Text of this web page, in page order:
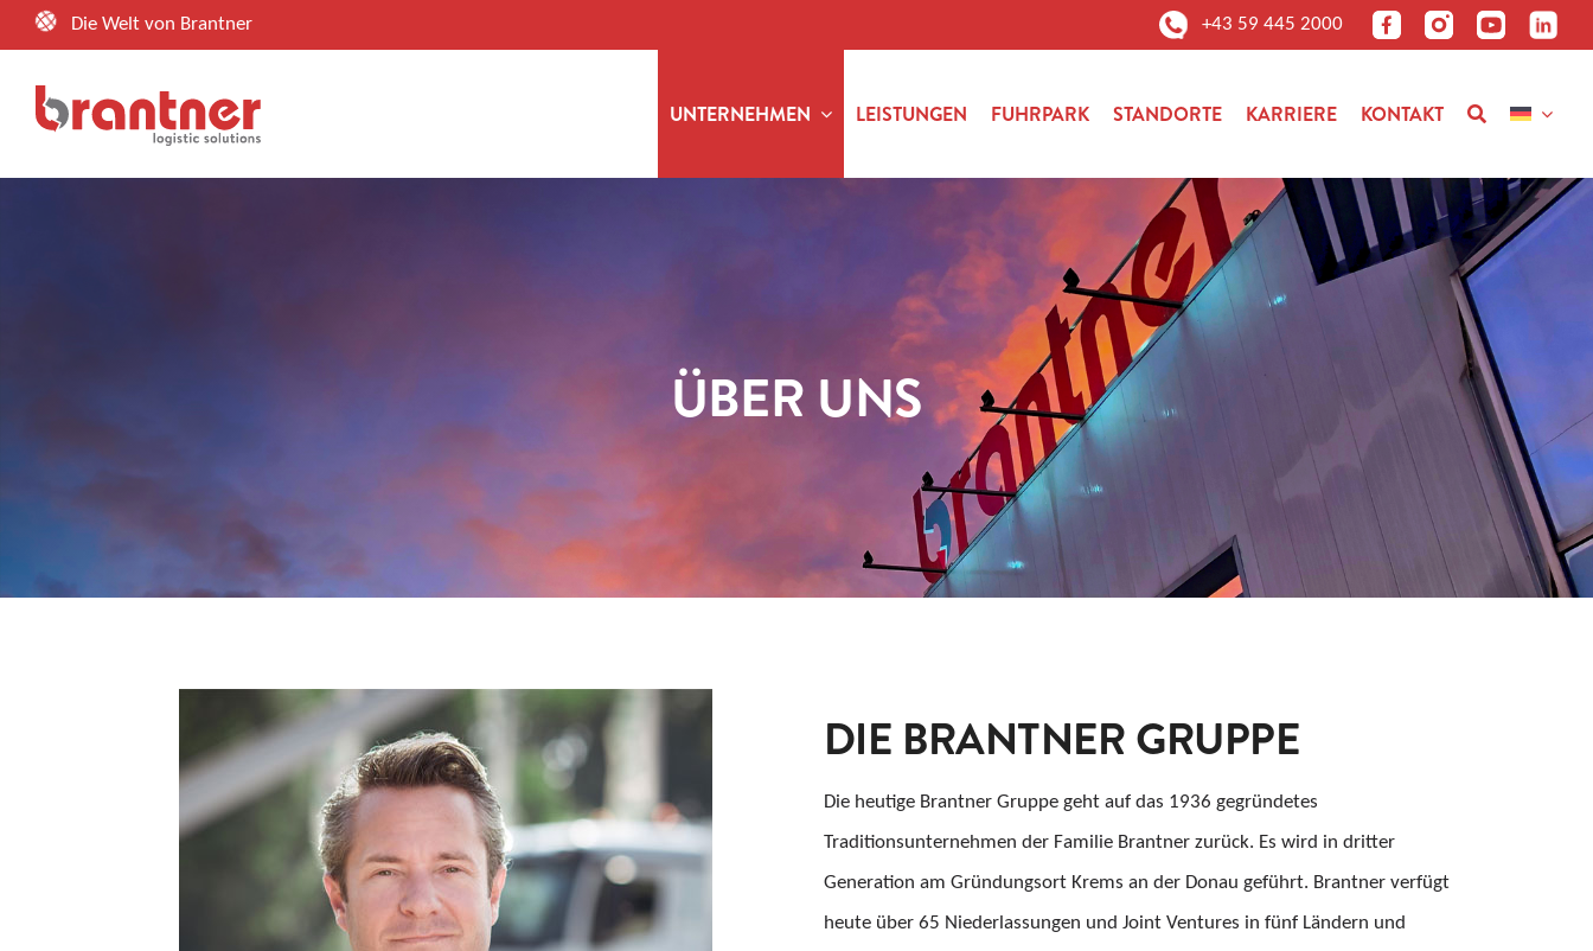
springen
Die Welt von Brantner +43 59 445 2000
UNTERNEHMEN LEISTUNGEN FUHRPARK STANDORTE KARRIERE KONTAKT
ÜBER UNS
DIE BRANTNER GRUPPE
Die heutige Brantner Gruppe geht auf das 1936 gegründetes
Traditionsunternehmen der Familie Brantner zurück. Es wird in dritter
Generation am Gründungsort Krems an der Donau geführt. Brantner verfügt
heute über 65 Niederlassungen und Joint Ventures in fünf Ländern und